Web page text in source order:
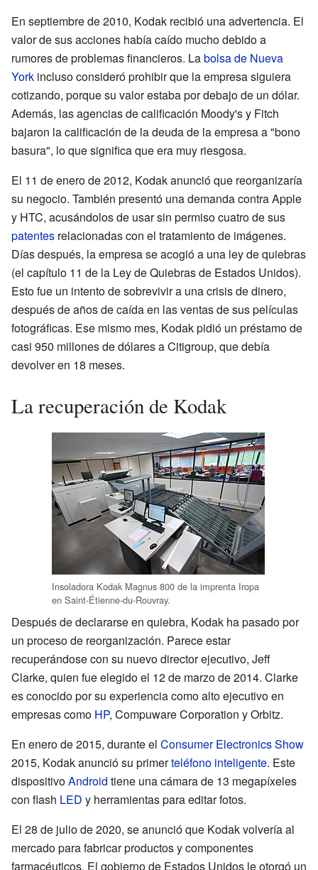
En septiembre de 2010, Kodak recibió una advertencia. El
valor de sus acciones había caído mucho debido a
rumores de problemas financieros. Labolsa de Nueva
York incluso consideró prohibir que la empresa siguiera
cotizando, porque su valor estaba por debajo de un dólar.
Además, las agencias de calificación Moody's y Fitch
bajaron la calificación de la deuda de la empresa a "bono
basura", lo que significa que era muy riesgosa.
El 11 de enero de 2012, Kodak anunció que reorganizaría
su negocio. También presentó una demanda contra Apple
y HTC, acusándolos de usar sin permiso cuatro de sus
patentes relacionadas con el tratamiento de imágenes.
Días después, la empresa se acogió a una ley de quiebras
(el capítulo 11 de la Ley de Quiebras de Estados Unidos).
Esto fue un intento de sobrevivir a una crisis de dinero,
después de años de caída en las ventas de sus películas
fotográficas. Ese mismo mes, Kodak pidió un préstamo de
casi 950 millones de dólares a Citigroup, que debía
devolver en 18 meses.
La recuperación de Kodak
Insoladora Kodak Magnus 800 de la imprenta Iropa
en Saint-Étienne-du-Rouvray.
Después de declararse en quiebra, Kodak ha pasado por
un proceso de reorganización. Parece estar
recuperándose con su nuevo director ejecutivo, Jeff
Clarke, quien fue elegido el 12 de marzo de 2014. Clarke
es conocido por su experiencia como alto ejecutivo en
empresas como HP, Compuware Corporation y Orbitz.
En enero de 2015, durante el Consumer Electronics Show
2015, Kodak anunció su primerteléfono inteligente. Este
dispositivoAndroid tiene una cámara de 13 megapíxeles
con flash LED y herramientas para editar fotos.
El 28 de julio de 2020, se anunció que Kodak volvería al
mercado para fabricar productos y componentes
farmacéuticos. El gobierno de Estados Unidos le otorgó un